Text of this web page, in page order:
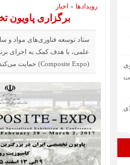
اخبار « رویدادها
برگزاری پاویون
ستاد توسعه فناوری‌های مواد و
علمی، با هدف کمک به اجرای
(Composite Expo) حمایت می‌کند؛